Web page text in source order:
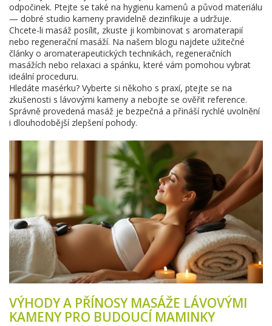
odpočinek. Ptejte se také na hygienu kamenů a původ materiálu
— dobré studio kameny pravidelně dezinfikuje a udržuje.
Chcete-li masáž posílit, zkuste ji kombinovat s aromaterapií
nebo regenerační masáží. Na našem blogu najdete užitečné
články o aromaterapeutických technikách, regeneračních
masážích nebo relaxaci a spánku, které vám pomohou vybrat
ideální proceduru.
Hledáte masérku? Vyberte si někoho s praxí, ptejte se na
zkušenosti s lávovými kameny a nebojte se ověřit reference.
Správně provedená masáž je bezpečná a přináší rychlé uvolnění
i dlouhodobější zlepšení pohody.
VÝHODY A PŘÍNOSY MASÁŽE LÁVOVÝMI
KAMENY PRO BUDOUCÍ MAMINKY